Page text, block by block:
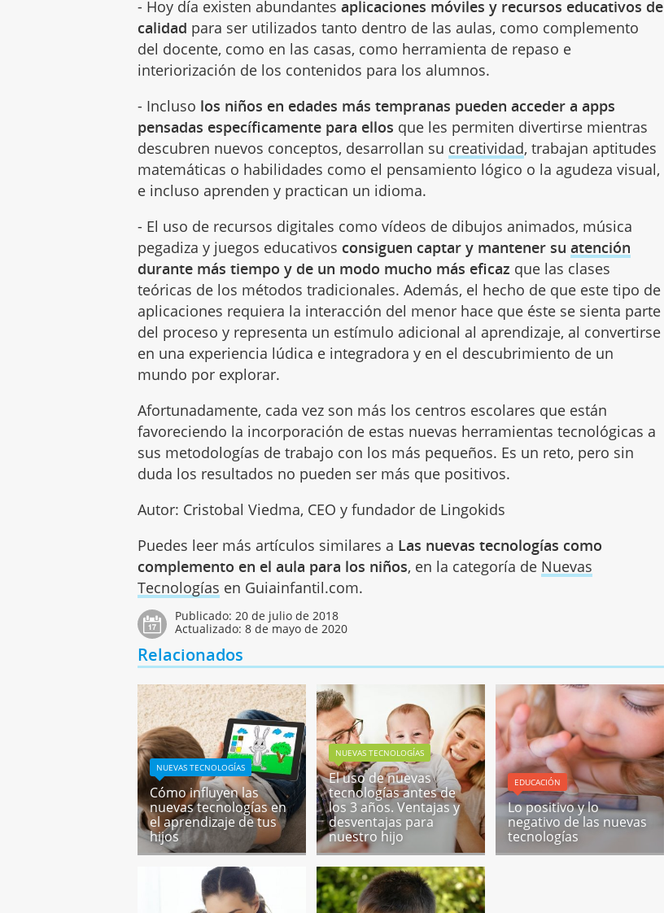
- Hoy día existen abundantesaplicaciones móviles y recursos educativos de
calidad para ser utilizados tanto dentro de las aulas, como complemento
del docente, como en las casas, como herramienta de repaso e
interiorización de los contenidos para los alumnos.
- Incluso los niños en edades más tempranas pueden acceder a apps
pensadas específicamente para ellos que les permiten divertirse mientras
descubren nuevos conceptos, desarrollan su creatividad, trabajan aptitudes
matemáticas o habilidades como el pensamiento lógico o la agudeza visual,
e incluso aprenden y practican un idioma.
- El uso de recursos digitales como vídeos de dibujos animados, música
pegadiza y juegos educativos consiguen captar y mantener suatención
durante más tiempo y de un modo mucho más eficaz que las clases
teóricas de los métodos tradicionales. Además, el hecho de que este tipo de
aplicaciones requiera la interacción del menor hace que éste se sienta parte
del proceso y representa un estímulo adicional al aprendizaje, al convertirse
en una experiencia lúdica e integradora y en el descubrimiento de un
mundo por explorar.
Afortunadamente, cada vez son más los centros escolares que están
favoreciendo la incorporación de estas nuevas herramientas tecnológicas a
sus metodologías de trabajo con los más pequeños. Es un reto, pero sin
duda los resultados no pueden ser más que positivos.
Autor: Cristobal Viedma, CEO y fundador de Lingokids
Puedes leer más artículos similares a Las nuevas tecnologías como
complemento en el aula para los niños, en la categoría de Nuevas
Tecnologías en Guiainfantil.com.
Publicado:20 de julio de 2018
Actualizado:8 de mayo de 2020
Relacionados
NUEVAS TECNOLOGÍAS
Cómo influyen las
nuevas tecnologías en
el aprendizaje de tus
hijos
NUEVAS TECNOLOGÍAS
El uso de nuevas
tecnologías antes de
los 3 años. Ventajas y
desventajas para
nuestro hijo
EDUCACIÓN
Lo positivo y lo
negativo de las nuevas
tecnologías